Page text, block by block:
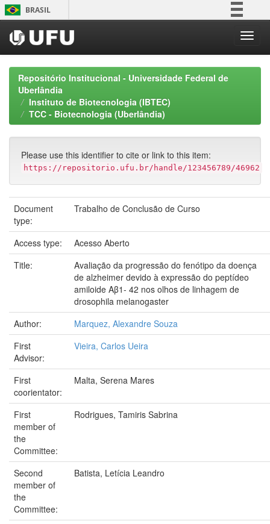
Skip
navigation
BRASIL
Participe
Acesso à informação
Repositório Institucional - Universidade Federal de
Uberlândia
Instituto de Biotecnologia (IBTEC)
TCC - Biotecnologia (Uberlândia)
Please use this identifier to cite or link to this item:
https://repositorio.ufu.br/handle/123456789/46962
Document
type:
Trabalho de Conclusão de Curso
Access type:
Acesso Aberto
Title:
Avaliação da progressão do fenótipo da doença
de alzheimer devido à expressão do peptídeo
amiloide Aβ1- 42 nos olhos de linhagem de
drosophila melanogaster
Author:
Marquez, Alexandre Souza
First
Advisor:
Vieira, Carlos Ueira
First
coorientator:
Malta, Serena Mares
First
member of
the
Committee:
Rodrigues, Tamiris Sabrina
Second
member of
the
Committee:
Batista, Letícia Leandro